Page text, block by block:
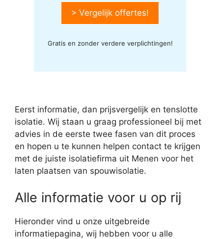
> Vergelijk offertes!
Gratis en zonder verdere verplichtingen!
Eerst informatie, dan prijsvergelijk en tenslotte
isolatie. Wij staan u graag professioneel bij met
advies in de eerste twee fasen van dit proces
en hopen u te kunnen helpen contact te krijgen
met de juiste isolatiefirma uit Menen voor het
laten plaatsen van spouwisolatie.
Alle informatie voor u op rij
Hieronder vind u onze uitgebreide
informatiepagina, wij hebben voor u alle